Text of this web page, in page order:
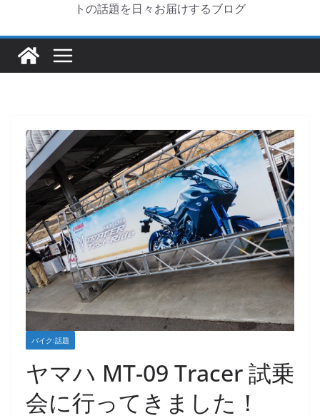
トの話題を日々お届けするブログ
バイク:話題
ヤマハ MT-09 Tracer 試乗
会に行ってきました！